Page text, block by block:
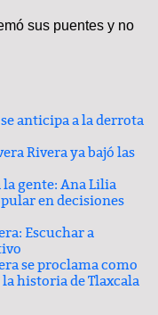
sus puentes y no
anticipa a la derrota
Rivera ya bajó las
la gente: Ana Lilia
en decisiones
Escuchar a
se proclama como
historia de Tlaxcala